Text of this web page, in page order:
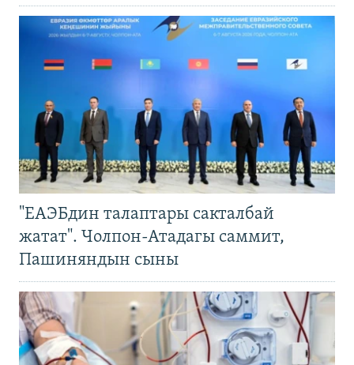
"ЕАЭБдин талаптары сакталбай
жатат". Чолпон-Атадагы саммит,
Пашиняндын сыны